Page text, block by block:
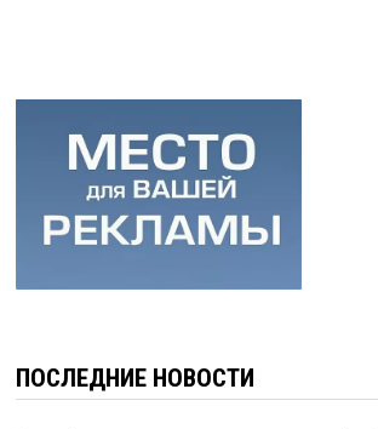
ПОСЛЕДНИЕ НОВОСТИ